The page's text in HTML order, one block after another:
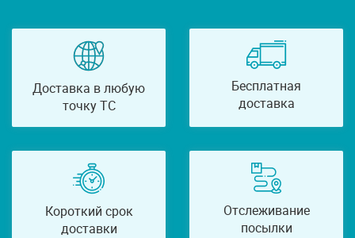
Доставка в любую
точку ТС
Бесплатная
доставка
Короткий срок
доставки
Отслеживание
посылки